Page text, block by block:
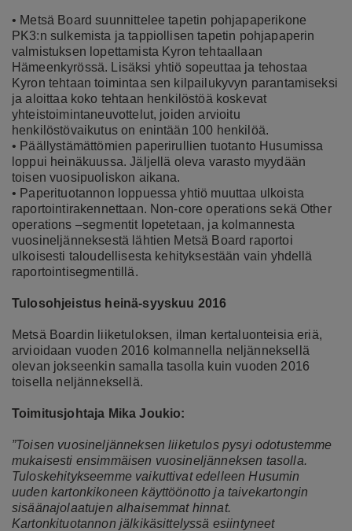
• Metsä Board suunnittelee tapetin pohjapaperikone
PK3:n sulkemista ja tappiollisen tapetin pohjapaperin
valmistuksen lopettamista Kyron tehtaallaan
Hämeenkyrössä. Lisäksi yhtiö sopeuttaa ja tehostaa
Kyron tehtaan toimintaa sen kilpailukyvyn parantamiseksi
ja aloittaa koko tehtaan henkilöstöä koskevat
yhteistoimintaneuvottelut, joiden arvioitu
henkilöstövaikutus on enintään 100 henkilöä.
• Päällystämättömien paperirullien tuotanto Husumissa
loppui heinäkuussa. Jäljellä oleva varasto myydään
toisen vuosipuoliskon aikana.
• Paperituotannon loppuessa yhtiö muuttaa ulkoista
raportointirakennettaan. Non-core operations sekä Other
operations –segmentit lopetetaan, ja kolmannesta
vuosineljänneksestä lähtien Metsä Board raportoi
ulkoisesti taloudellisesta kehityksestään vain yhdellä
raportointisegmentillä.
Tulosohjeistus heinä-syyskuu 2016
Metsä Boardin liiketuloksen, ilman kertaluonteisia eriä,
arvioidaan vuoden 2016 kolmannella neljänneksellä
olevan jokseenkin samalla tasolla kuin vuoden 2016
toisella neljänneksellä.
Toimitusjohtaja Mika Joukio:
”Toisen vuosineljänneksen liiketulos pysyi odotustemme
mukaisesti ensimmäisen vuosineljänneksen tasolla.
Tuloskehitykseemme vaikuttivat edelleen Husumin
uuden kartonkikoneen käyttöönotto ja taivekartongin
sisäänajolaatujen alhaisemmat hinnat.
Kartonkituotannon jälkikäsittelyssä esiintyneet